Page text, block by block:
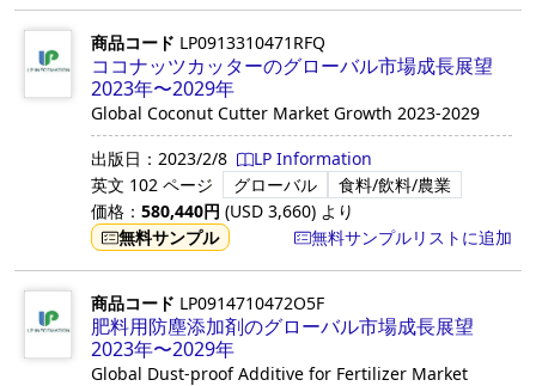
商品コード LP0913310471RFQ
ココナッツカッターのグローバル市場成長展望
2023年〜2029年
Global Coconut Cutter Market Growth 2023-2029
出版日： 2023/2/8
LP Information
英文 102 ページ グローバル
食料/飲料/農業
価格： 580,440円 (USD 3,660) より
無料サンプル
無料サンプルリストに追加
商品コード LP0914710472O5F
肥料用防塵添加剤のグローバル市場成長展望
2023年〜2029年
Global Dust-proof Additive for Fertilizer Market